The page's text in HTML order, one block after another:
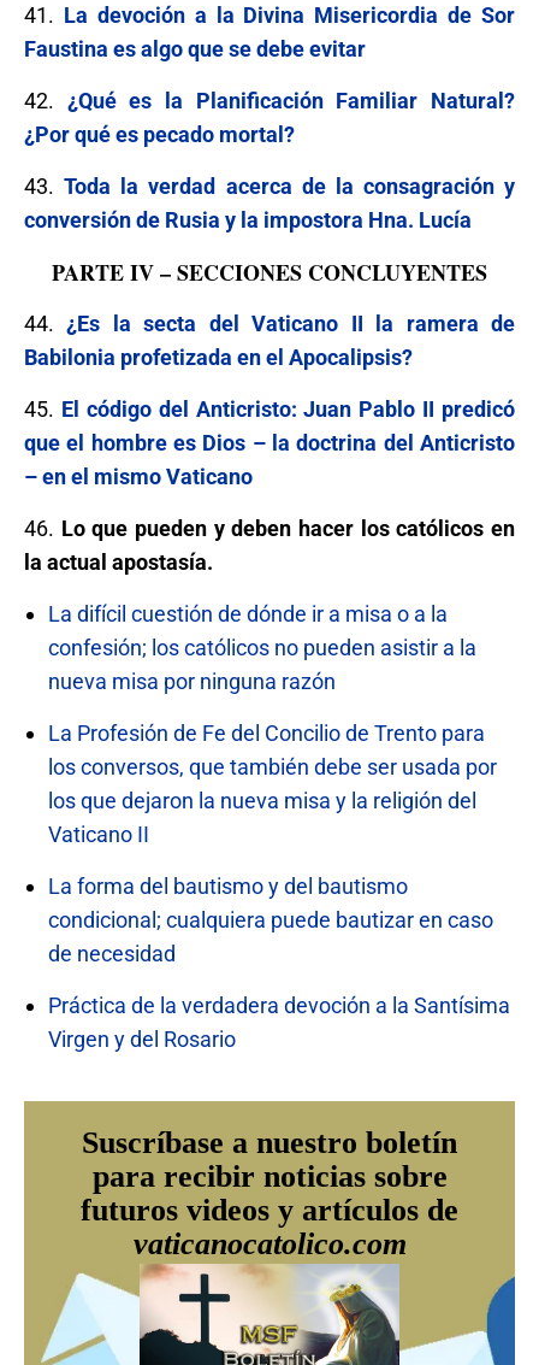
41. La devoción a la Divina Misericordia de Sor
Faustina es algo que se debe evitar
42. ¿Qué es la Planificación Familiar Natural?
¿Por qué es pecado mortal?
43.Toda la verdad acerca de la consagración y
conversión de Rusia y la impostora Hna. Lucía
PARTE IV – SECCIONES CONCLUYENTES
44.¿Es la secta del Vaticano II la ramera de
Babilonia profetizada en el Apocalipsis?
45. El código del Anticristo: Juan Pablo II predicó
que el hombre es Dios – la doctrina del Anticristo
– en el mismo Vaticano
46. Lo que pueden y deben hacer los católicos en
la actual apostasía.
La difícil cuestión de dónde ir a misa o a la
confesión; los católicos no pueden asistir a la
nueva misa por ninguna razón
La Profesión de Fe del Concilio de Trento para
los conversos, que también debe ser usada por
los que dejaron la nueva misa y la religión del
Vaticano II
La forma del bautismo y del bautismo
condicional; cualquiera puede bautizar en caso
de necesidad
Práctica de la verdadera devoción a la Santísima
Virgen y del Rosario
Suscríbase a nuestro boletín
para recibir noticias sobre
futuros videos y artículos de
vaticanocatolico.com